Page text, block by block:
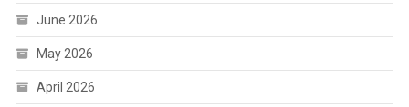
June 2026
May 2026
April 2026